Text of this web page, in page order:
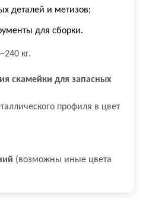
деталей и метизов;
для сборки.
~240 кг.
скамейки для запасных
профиля в цвет
(возможны иные цвета